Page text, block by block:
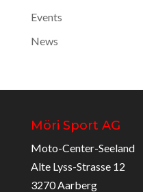
Events
News
Möri Sport AG
Moto-Center-Seeland
Alte Lyss-Strasse 12
3270 Aarberg